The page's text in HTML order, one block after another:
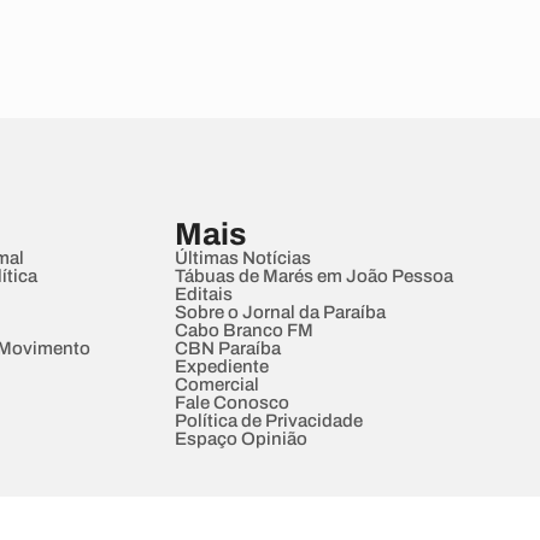
Mais
Últimas Notícias
Tábuas de Marés em João Pessoa
Editais
Sobre o Jornal da Paraíba
Cabo Branco FM
CBN Paraíba
Expediente
Comercial
Fale Conosco
Política de Privacidade
Espaço Opinião